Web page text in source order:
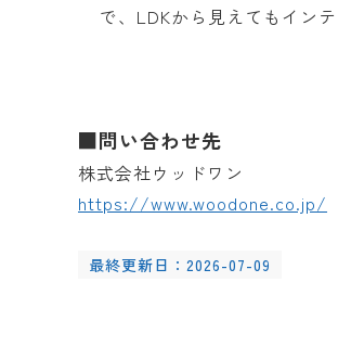
で、LDKから見えてもイン
■問い合わせ先
株式会社ウッドワン
https://www.woodone.co.jp/
最終更新日：2026-07-09